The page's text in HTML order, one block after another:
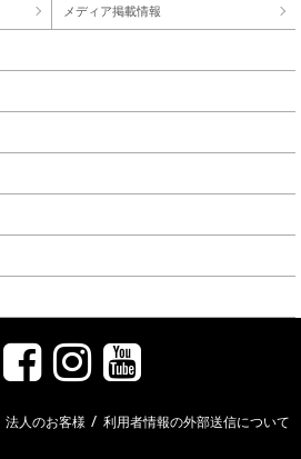
メディア掲載情報
法人のお客様 / 利用者情報の外部送信について